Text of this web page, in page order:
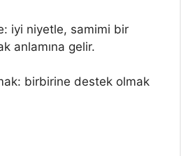
iyi niyetle, samimi bir
anlamına gelir.
birbirine destek olmak